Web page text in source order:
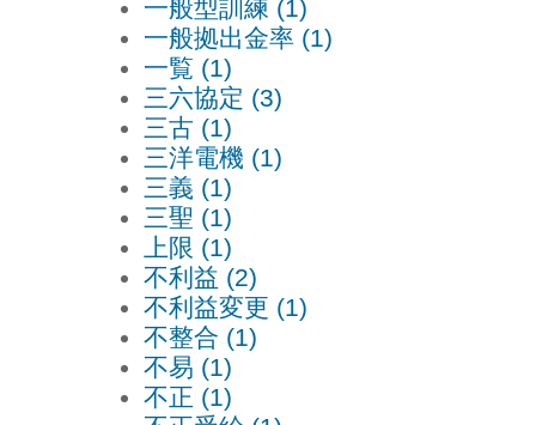
一般型訓練 (1)
一般拠出金率 (1)
一覧 (1)
三六協定 (3)
三古 (1)
三洋電機 (1)
三義 (1)
三聖 (1)
上限 (1)
不利益 (2)
不利益変更 (1)
不整合 (1)
不易 (1)
不正 (1)